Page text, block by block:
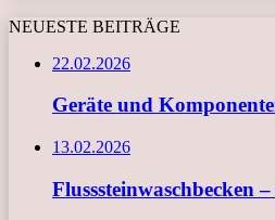
NEUESTE BEITRÄGE
22.02.2026
Geräte und
13.02.2026
Flusssteinwaschbecken